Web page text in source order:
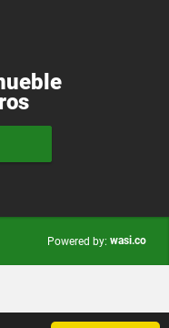
Powered by: wasi.co